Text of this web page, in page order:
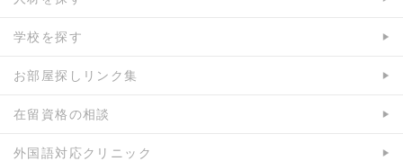
学校を探す
お部屋探しリンク集
在留資格の相談
外国語対応クリニック